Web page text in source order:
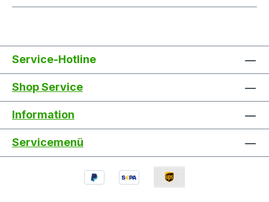
Service-Hotline
Shop Service
Information
Servicemenü